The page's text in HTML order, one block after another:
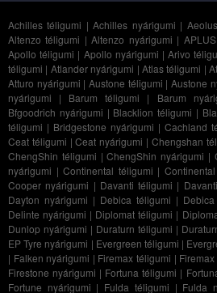
Achilles téligumi |Achilles nyárigumi |
Altenzo téligumi |Altenzo nyárigumi |
Apollo téligumi | Apollo nyárigumi |Arivo
téligumi | Atlander nyárigumi | Atlas téligumi |
Atturo nyárigumi |Austone téligumi |Austone
nyárigumi | Barum téligumi | Barum
Bfgoodrich nyárigumi | Blacklion téligumi |
téligumi | Bridgestone nyárigumi | Cachland
Ceat téligumi |Ceat nyárigumi | Chengshan
ChengShin téligumi |ChengShin nyárigumi |
nyárigumi | Continental téligumi |
Cooper nyárigumi | Davanti téligumi |
Dayton nyárigumi | Debica téligumi |
Delinte nyárigumi | Diplomat téligumi |
Dunlop nyárigumi | Duraturn téligumi |
EP Tyre nyárigumi | Evergreen téligumi |
| Falken nyárigumi | Firemax téligumi |
Firestone nyárigumi | Fortuna téligumi |
Fortune nyárigumi | Fulda téligumi | Fulda